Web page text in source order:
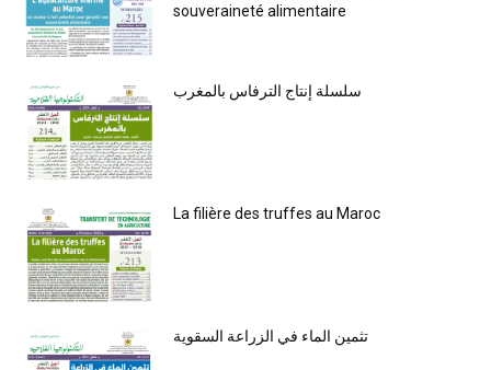
souveraineté alimentaire
سلسلة إنتاج الترفاس بالمغرب
La filière des truffes au Maroc
تثمين الماء في الزراعة السقوية